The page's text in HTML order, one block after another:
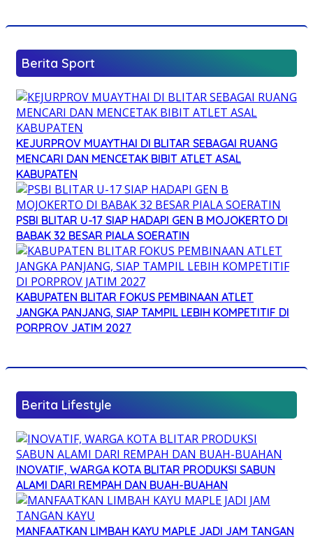
Berita Sport
KEJURPROV MUAYTHAI DI BLITAR SEBAGAI RUANG
MENCARI DAN MENCETAK BIBIT ATLET ASAL
KABUPATEN
PSBI BLITAR U-17 SIAP HADAPI GEN B MOJOKERTO DI
BABAK 32 BESAR PIALA SOERATIN
KABUPATEN BLITAR FOKUS PEMBINAAN ATLET
JANGKA PANJANG, SIAP TAMPIL LEBIH KOMPETITIF DI
PORPROV JATIM 2027
Berita Lifestyle
INOVATIF, WARGA KOTA BLITAR PRODUKSI SABUN
ALAMI DARI REMPAH DAN BUAH-BUAHAN
MANFAATKAN LIMBAH KAYU MAPLE JADI JAM TANGAN